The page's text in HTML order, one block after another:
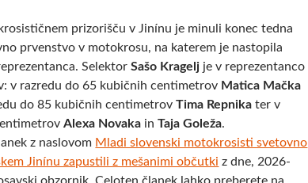
prizorišču v Jinínu je minuli konec tedna
prvenstvo v motokrosu, na katerem je nastopila
SelektorSašo Kragelj je v reprezentanco
v razredu do 65 kubičnih centimetrov Matica Mačka
do 85 kubičnih centimetrovTima Repnika ter v
Alexa Novaka inTaja Goleža.
z naslovom Mladi slovenski motokrosisti svetovno
Jinínu zapustili z mešanimi občutki z dne, 2026-